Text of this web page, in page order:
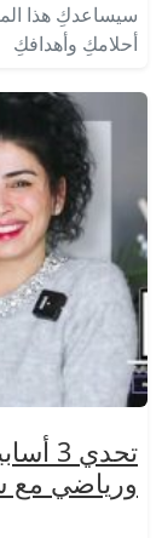
سيساعدكِ هذا
أحلامكِ وأهدافكِ
ورياضي مع